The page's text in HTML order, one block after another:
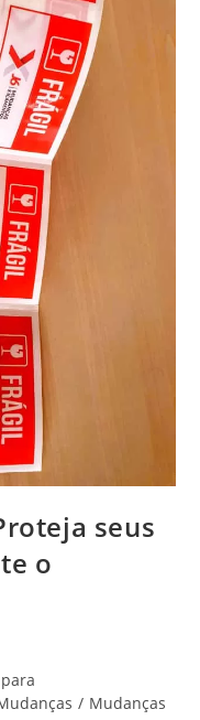
seus
o
/ Mudanças